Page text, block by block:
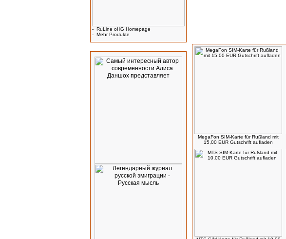
- RuLine oHG Homepage
- Mehr Produkte
MegaFon SIM-Karte für Rußland mit
15,00 EUR Gutschrift aufladen